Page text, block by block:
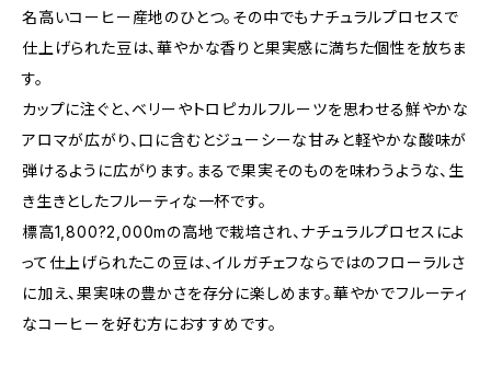
名高いコーヒー産地のひとつ。その中でもナチュラルプロセスで
仕上げられた豆は、華やかな香りと果実感に満ちた個性を放ちま
す。
カップに注ぐと、ベリーやトロピカルフルーツを思わせる鮮やかな
アロマが広がり、口に含むとジューシーな甘みと軽やかな酸味が
弾けるように広がります。まるで果実そのものを味わうような、生
き生きとしたフルーティな一杯です。
標高1,800?2,000mの高地で栽培され、ナチュラルプロセスによ
って仕上げられたこの豆は、イルガチェフならではのフローラルさ
に加え、果実味の豊かさを存分に楽しめます。華やかでフルーティ
なコーヒーを好む方におすすめです。